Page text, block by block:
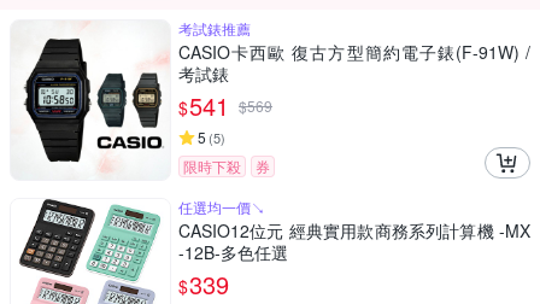
考試錶推薦
CASIO卡西歐 復古方型簡約電子錶(F-91W) /
考試錶
$541 $569
5 (5)
限時下殺
券
任選均一價↘︎
CASIO12位元 經典實用款商務系列計算機 -MX
-12B-多色任選
$339